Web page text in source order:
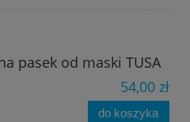
pasek od maski TUSA
54,00 zł
do koszyka